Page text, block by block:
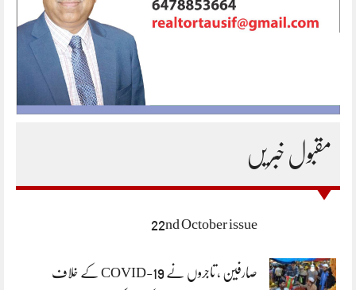
مقبول خبریں
22nd October issue
صارفین ، تاجروں نے COVID-19 کے خلاف